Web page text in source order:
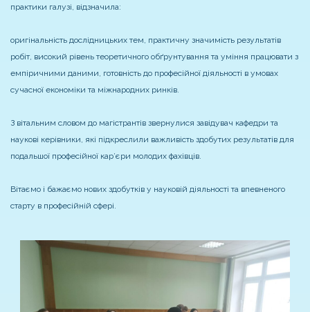
практики галузі, відзначила:
оригінальність дослідницьких тем, практичну значимість результатів
робіт, високий рівень теоретичного обґрунтування та уміння працювати з
емпіричними даними, готовність до професійної діяльності в умовах
сучасної економіки та міжнародних ринків.
З вітальним словом до магістрантів звернулися завідувач кафедри та
наукові керівники, які підкреслили важливість здобутих результатів для
подальшої професійної кар’єри молодих фахівців.
Вітаємо і бажаємо нових здобутків у науковій діяльності та впевненого
старту в професійній сфері.